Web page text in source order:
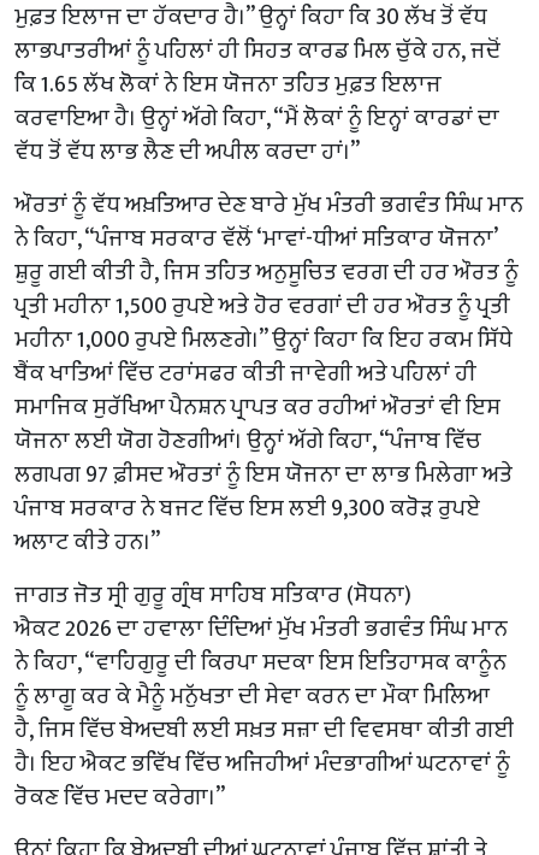
ਮੁਫ਼ਤ ਇਲਾਜ ਦਾ ਹੱਕਦਾਰ ਹੈ।” ਉਨ੍ਹਾਂ ਕਿਹਾ ਕਿ 30 ਲੱਖ ਤੋਂ ਵੱਧ
ਲਾਭਪਾਤਰੀਆਂ ਨੂੰ ਪਹਿਲਾਂ ਹੀ ਸਿਹਤ ਕਾਰਡ ਮਿਲ ਚੁੱਕੇ ਹਨ, ਜਦੋਂ
ਕਿ 1.65 ਲੱਖ ਲੋਕਾਂ ਨੇ ਇਸ ਯੋਜਨਾ ਤਹਿਤ ਮੁਫ਼ਤ ਇਲਾਜ
ਕਰਵਾਇਆ ਹੈ। ਉਨ੍ਹਾਂ ਅੱਗੇ ਕਿਹਾ, “ਮੈਂ ਲੋਕਾਂ ਨੂੰ ਇਨ੍ਹਾਂ ਕਾਰਡਾਂ ਦਾ
ਵੱਧ ਤੋਂ ਵੱਧ ਲਾਭ ਲੈਣ ਦੀ ਅਪੀਲ ਕਰਦਾ ਹਾਂ।”
ਔਰਤਾਂ ਨੂੰ ਵੱਧ ਅਖ਼ਤਿਆਰ ਦੇਣ ਬਾਰੇ ਮੁੱਖ ਮੰਤਰੀ ਭਗਵੰਤ ਸਿੰਘ ਮਾਨ
ਨੇ ਕਿਹਾ, “ਪੰਜਾਬ ਸਰਕਾਰ ਵੱਲੋਂ ‘ਮਾਵਾਂ-ਧੀਆਂ ਸਤਿਕਾਰ ਯੋਜਨਾ’
ਸ਼ੁਰੂ ਗਈ ਕੀਤੀ ਹੈ, ਜਿਸ ਤਹਿਤ ਅਨੁਸੂਚਿਤ ਵਰਗ ਦੀ ਹਰ ਔਰਤ ਨੂੰ
ਪ੍ਰਤੀ ਮਹੀਨਾ 1,500 ਰੁਪਏ ਅਤੇ ਹੋਰ ਵਰਗਾਂ ਦੀ ਹਰ ਔਰਤ ਨੂੰ ਪ੍ਰਤੀ
ਮਹੀਨਾ 1,000 ਰੁਪਏ ਮਿਲਣਗੇ।” ਉਨ੍ਹਾਂ ਕਿਹਾ ਕਿ ਇਹ ਰਕਮ ਸਿੱਧੇ
ਬੈਂਕ ਖਾਤਿਆਂ ਵਿੱਚ ਟਰਾਂਸਫਰ ਕੀਤੀ ਜਾਵੇਗੀ ਅਤੇ ਪਹਿਲਾਂ ਹੀ
ਸਮਾਜਿਕ ਸੁਰੱਖਿਆ ਪੈਨਸ਼ਨ ਪ੍ਰਾਪਤ ਕਰ ਰਹੀਆਂ ਔਰਤਾਂ ਵੀ ਇਸ
ਯੋਜਨਾ ਲਈ ਯੋਗ ਹੋਣਗੀਆਂ। ਉਨ੍ਹਾਂ ਅੱਗੇ ਕਿਹਾ, “ਪੰਜਾਬ ਵਿੱਚ
ਲਗਪਗ 97 ਫ਼ੀਸਦ ਔਰਤਾਂ ਨੂੰ ਇਸ ਯੋਜਨਾ ਦਾ ਲਾਭ ਮਿਲੇਗਾ ਅਤੇ
ਪੰਜਾਬ ਸਰਕਾਰ ਨੇ ਬਜਟ ਵਿੱਚ ਇਸ ਲਈ 9,300 ਕਰੋੜ ਰੁਪਏ
ਅਲਾਟ ਕੀਤੇ ਹਨ।”
ਜਾਗਤ ਜੋਤ ਸ੍ਰੀ ਗੁਰੂ ਗ੍ਰੰਥ ਸਾਹਿਬ ਸਤਿਕਾਰ (ਸੋਧਨਾ)
ਐਕਟ 2026 ਦਾ ਹਵਾਲਾ ਦਿੰਦਿਆਂ ਮੁੱਖ ਮੰਤਰੀ ਭਗਵੰਤ ਸਿੰਘ ਮਾਨ
ਨੇ ਕਿਹਾ, “ਵਾਹਿਗੁਰੂ ਦੀ ਕਿਰਪਾ ਸਦਕਾ ਇਸ ਇਤਿਹਾਸਕ ਕਾਨੂੰਨ
ਨੂੰ ਲਾਗੂ ਕਰ ਕੇ ਮੈਨੂੰ ਮਨੁੱਖਤਾ ਦੀ ਸੇਵਾ ਕਰਨ ਦਾ ਮੌਕਾ ਮਿਲਿਆ
ਹੈ, ਜਿਸ ਵਿੱਚ ਬੇਅਦਬੀ ਲਈ ਸਖ਼ਤ ਸਜ਼ਾ ਦੀ ਵਿਵਸਥਾ ਕੀਤੀ ਗਈ
ਹੈ। ਇਹ ਐਕਟ ਭਵਿੱਖ ਵਿੱਚ ਅਜਿਹੀਆਂ ਮੰਦਭਾਗੀਆਂ ਘਟਨਾਵਾਂ ਨੂੰ
ਰੋਕਣ ਵਿੱਚ ਮਦਦ ਕਰੇਗਾ।”